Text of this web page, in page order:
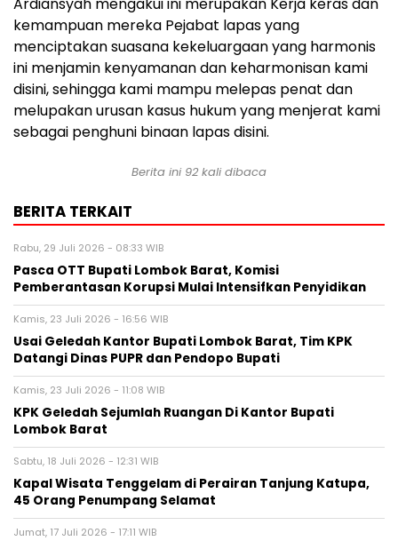
Ardiansyah mengakui ini merupakan Kerja keras dan
kemampuan mereka Pejabat lapas yang
menciptakan suasana kekeluargaan yang harmonis
ini menjamin kenyamanan dan keharmonisan kami
disini, sehingga kami mampu melepas penat dan
melupakan urusan kasus hukum yang menjerat kami
sebagai penghuni binaan lapas disini.
Berita ini 92 kali dibaca
BERITA TERKAIT
Rabu, 29 Juli 2026 - 08:33 WIB
Pasca OTT Bupati Lombok Barat, Komisi
Pemberantasan Korupsi Mulai Intensifkan Penyidikan
Kamis, 23 Juli 2026 - 16:56 WIB
Usai Geledah Kantor Bupati Lombok Barat, Tim KPK
Datangi Dinas PUPR dan Pendopo Bupati
Kamis, 23 Juli 2026 - 11:08 WIB
KPK Geledah Sejumlah Ruangan Di Kantor Bupati
Lombok Barat
Sabtu, 18 Juli 2026 - 12:31 WIB
Kapal Wisata Tenggelam di Perairan Tanjung Katupa,
45 Orang Penumpang Selamat
Jumat, 17 Juli 2026 - 17:11 WIB